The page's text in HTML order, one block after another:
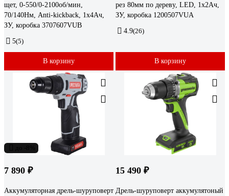
щет, 0-550/0-2100об/мин,
70/140Нм, Anti-kickback, 1x4Ач,
ЗУ, коробка 3707607VUB
5(5)
В корзину
рез 80мм по дереву, LED, 1x2Ач,
ЗУ, коробка 1200507VUA
4.9(26)
В корзину
7 890 ₽
Аккумуляторная дрель-шуруповерт
15 490 ₽
Дрель-шуруповерт аккумулятоный